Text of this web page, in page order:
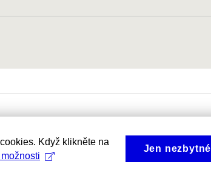
Když klikněte na
Jen nezbytné